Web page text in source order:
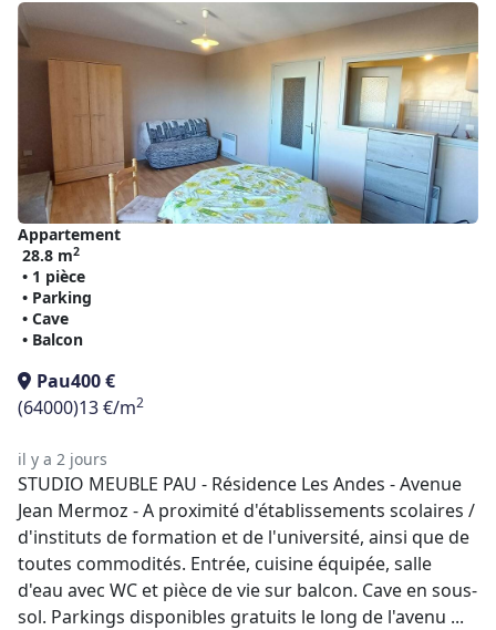
Appartement
28.8 m2
• 1 pièce
• Parking
• Cave
• Balcon
Pau400 €
(64000)13 €/m2
il y a 2 jours
STUDIO MEUBLE PAU - Résidence Les Andes - Avenue
Jean Mermoz - A proximité d'établissements scolaires /
d'instituts de formation et de l'université, ainsi que de
toutes commodités. Entrée, cuisine équipée, salle
d'eau avec WC et pièce de vie sur balcon. Cave en sous-
sol. Parkings disponibles gratuits le long de l'avenu ...